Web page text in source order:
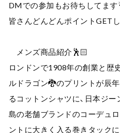
DMでの参加もお待ちしてます
皆さんどんどんポイントGET
メンズ商品紹介🕺🏻
ロンドンで1908年の創業と歴
ルドラゴン🐉のプリントが辰
るコットンシャツに、日本ジ
島の老舗ブランドのコーデュ
ントに大きく入る巻きタック